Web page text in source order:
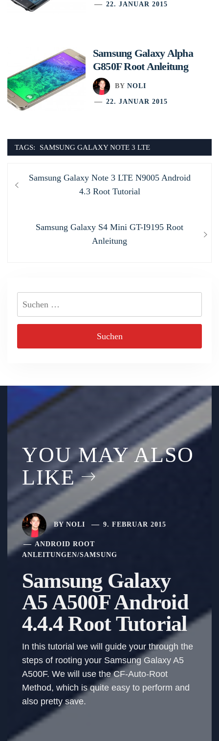
22. JANUAR 2015
Samsung Galaxy Alpha
G850F Root Anleitung
BY NOLI
22. JANUAR 2015
TAGS: SAMSUNG GALAXY NOTE 3 LTE
Beitragsnavigation
Previous
Samsung Galaxy Note 3 LTE N9005 Android
4.3 Root Tutorial
Next
Samsung Galaxy S4 Mini GT-I9195 Root
Anleitung
YOU MAY ALSO
LIKE
BY NOLI 9. FEBRUAR 2015
ANDROID ROOT
ANLEITUNGEN/SAMSUNG
Samsung Galaxy
A5 A500F Android
4.4.4 Root Tutorial
In this tutorial we will guide your through the
steps of rooting your Samsung Galaxy A5
A500F. We will use the CF-Auto-Root
Method, which is quite easy to perform and
also pretty save.